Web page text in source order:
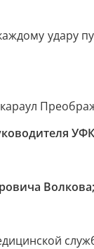
Волкова;